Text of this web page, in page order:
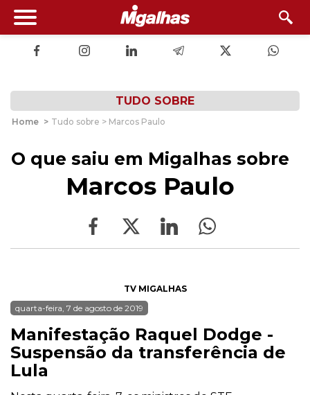
TUDO SOBRE
Home > Tudo sobre > Marcos Paulo
O que saiu em Migalhas sobre
Marcos Paulo
TV MIGALHAS
quarta-feira, 7 de agosto de 2019
Manifestação Raquel Dodge -
Suspensão da transferência de
Lula